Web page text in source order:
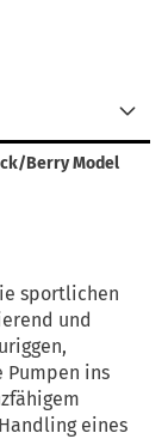
Berry Model
sportli­chen
und
Pumpen ins
eines